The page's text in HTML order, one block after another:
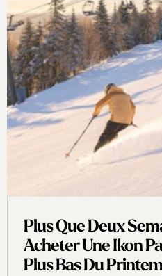
Plus Que Deux
Acheter Une Ikon
Plus Bas Du